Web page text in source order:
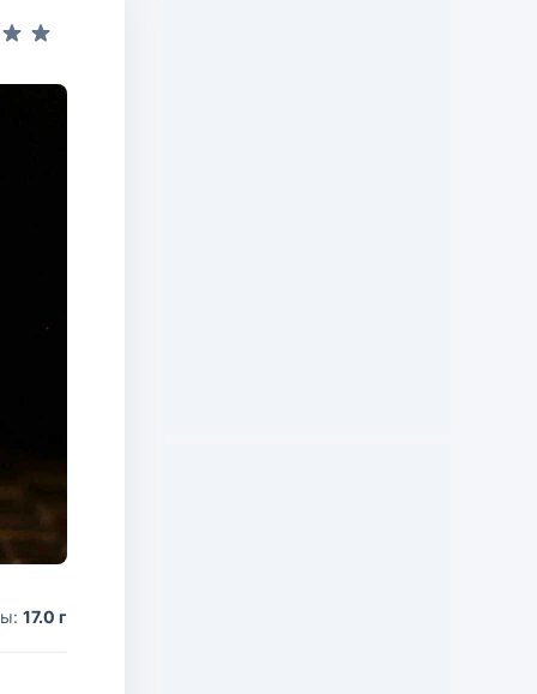
17.0 г